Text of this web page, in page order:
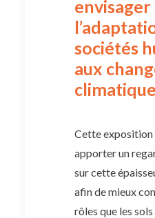
envisager
sociétés
aux
Cette exposition
apporter un
sur cette
afin de mieux
rôles que les